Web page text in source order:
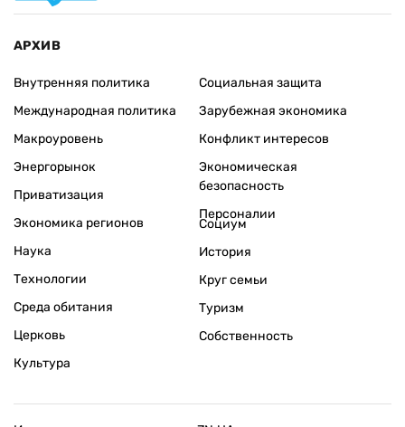
АРХИВ
Внутренняя политика
Международная политика
Макроуровень
Энергорынок
Приватизация
Экономика регионов
Социальная защита
Зарубежная экономика
Конфликт интересов
Экономическая
безопасность
Персоналии
Наука
Технологии
Среда обитания
Церковь
Культура
Социум
История
Круг семьи
Туризм
Собственность